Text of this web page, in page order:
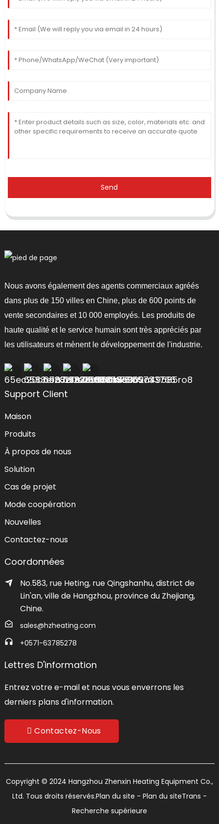
Send
Nous avons également des agents commerciaux agréés
dans plus de 150 villes en Chine, plus de 600 points de
vente secondaires et 10 000 employés. Les produits de
haute qualité et le service humain sont très appréciés par
les utilisateurs et mènent le développement de l'industrie.
Support Client
Maison
Produits
À propos de nous
Solution
Cas de projet
Mode coopération
Nouvelles
Contactez-nous
Coordonnées
No.583, rue Heting, rue Qingshanhu, district de
Lin'an, ville de Hangzhou, province du Zhejiang,
Chine.
sales@hzheating.com
+0571-63785278
Lettres D'information
Entrez votre e-mail et nous vous enverrons les
derniers plans d'information.
Contactez-Nous
Copyright © 2024 Hangzhou Zhenxin Heating Equipment Co.,
Ltd. Tous droits réservés.Plan du site - Plan du siteTrans -
Recherche supérieure